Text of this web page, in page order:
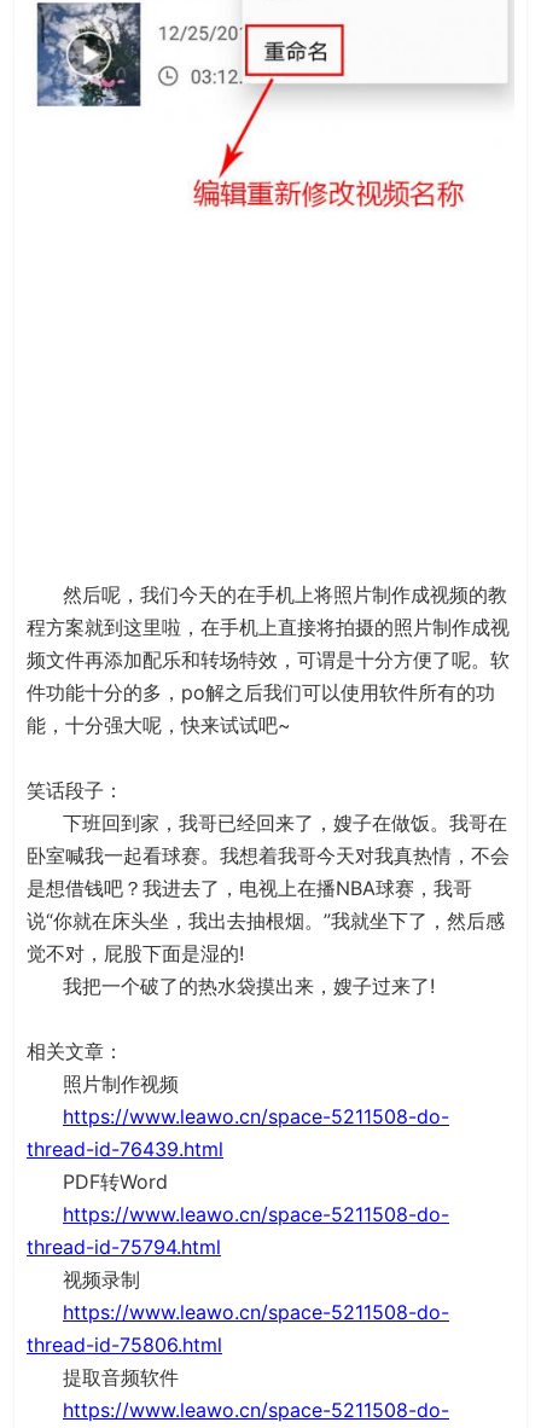
然后呢，我们今天的在手机上将照片制作成视频的教
程方案就到这里啦，在手机上直接将拍摄的照片制作成视
频文件再添加配乐和转场特效，可谓是十分方便了呢。软
件功能十分的多，po解之后我们可以使用软件所有的功
能，十分强大呢，快来试试吧~
笑话段子：
下班回到家，我哥已经回来了，嫂子在做饭。我哥在
卧室喊我一起看球赛。我想着我哥今天对我真热情，不会
是想借钱吧？我进去了，电视上在播NBA球赛，我哥
说“你就在床头坐，我出去抽根烟。”我就坐下了，然后感
觉不对，屁股下面是湿的!
我把一个破了的热水袋摸出来，嫂子过来了!
相关文章：
照片制作视频
https://www.leawo.cn/space-5211508-do-
thread-id-76439.html
PDF转Word
https://www.leawo.cn/space-5211508-do-
thread-id-75794.html
视频录制
https://www.leawo.cn/space-5211508-do-
thread-id-75806.html
提取音频软件
https://www.leawo.cn/space-5211508-do-